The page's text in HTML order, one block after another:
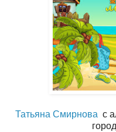
Татьяна Смирнова с